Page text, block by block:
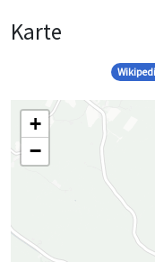
Karte
+
−